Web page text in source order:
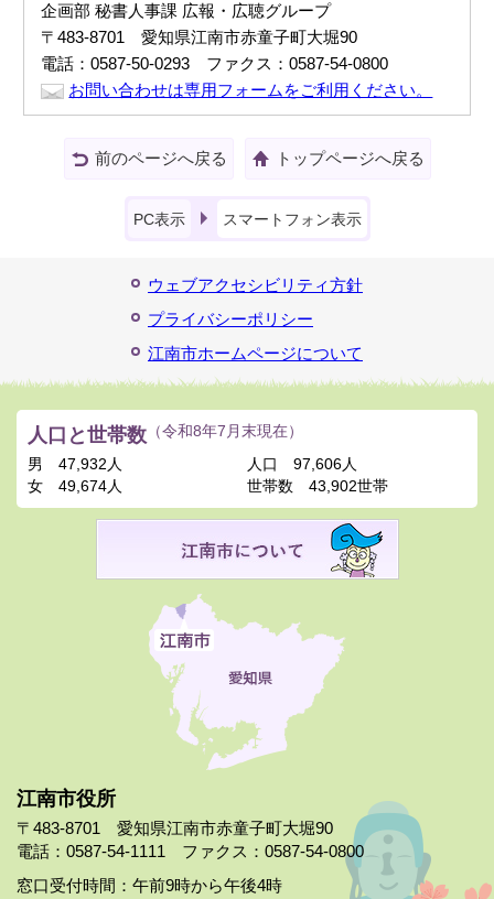
企画部 秘書人事課 広報・広聴グループ
〒483-8701 愛知県江南市赤童子町大堀90
電話：0587-50-0293 ファクス：0587-54-0800
お問い合わせは専用フォームをご利用ください。
前のページへ戻る トップページへ戻る
PC表示 スマートフォン表示
ウェブアクセシビリティ方針
プライバシーポリシー
江南市ホームページについて
江南市役所
〒483-8701 愛知県江南市赤童子町大堀90
電話：0587-54-1111 ファクス：0587-54-0800
窓口受付時間：午前9時から午後4時
人口と世帯数 （令和8年7月末現在）
男
47,932人
女
49,674人
人口
97,606人
世帯数
43,902世帯